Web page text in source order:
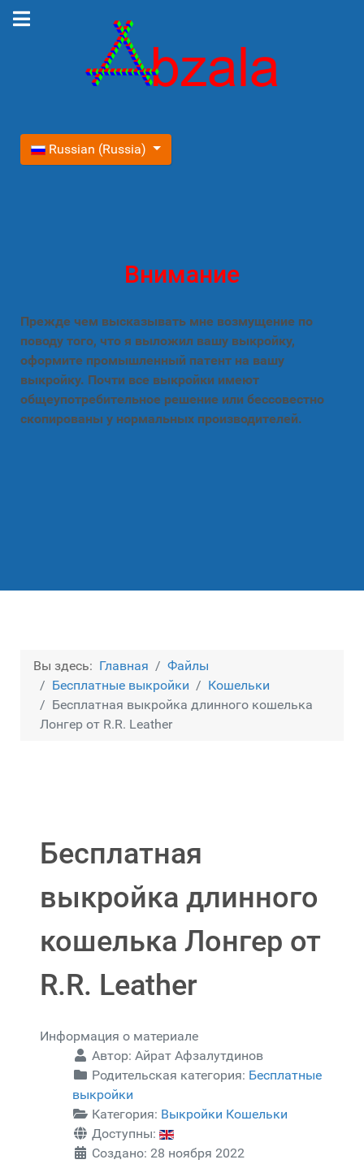
Выберите язык
Russian (Russia)
Внимание
Прежде чем высказывать мне возмущение по
поводу того, что я выложил вашу выкройку,
оформите промышленный патент на вашу
выкройку. Почти все выкройки имеют
общеупотребительное решение или бессовестно
скопированы у нормальных производителей.
Вы здесь: Главная
Файлы
Бесплатные выкройки
Кошельки
Бесплатная выкройка длинного кошелька
Лонгер от R.R. Leather
Бесплатная
выкройка длинного
кошелька Лонгер от
R.R. Leather
Информация о материале
Автор: Айрат Афзалутдинов
Родительская категория: Бесплатные
выкройки
Категория: Выкройки Кошельки
Доступны:
Создано: 28 ноября 2022